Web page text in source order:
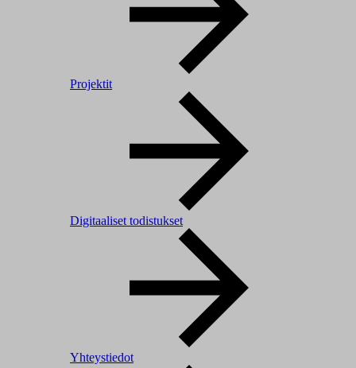
Projektit
Digitaaliset todistukset
Yhteystiedot